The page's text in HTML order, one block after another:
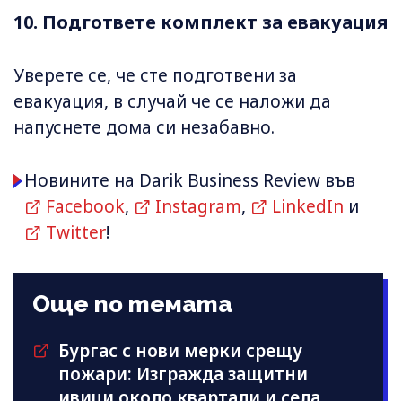
10. Подгответе комплект за евакуация
Уверете се, че сте подготвени за
евакуация, в случай че се наложи да
напуснете дома си незабавно.
Новините на Darik Business Review във
Facebook, Instagram, LinkedIn и
Twitter!
Още по темата
Бургас с нови мерки срещу
пожари: Изгражда защитни